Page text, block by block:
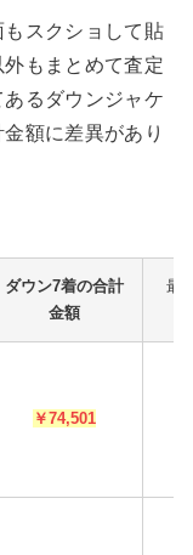
スクショして貼
もまとめて査定
るダウンジャケ
額に差異があり
ダウン7着の合計
金額
最
￥74,501